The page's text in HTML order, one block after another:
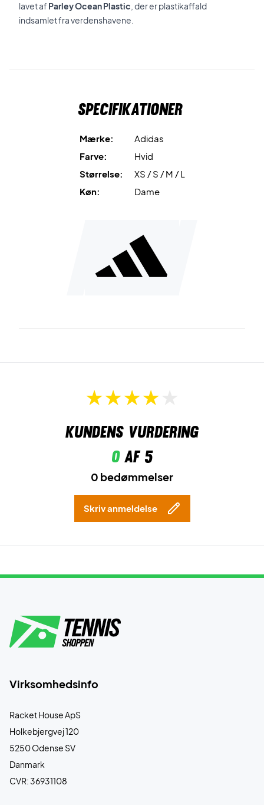
lavet af Parley Ocean Plastic , der er plastikaffald
indsamlet fra verdenshavene.
Specifikationer
Mærke:
Adidas
Farve:
Hvid
Størrelse:
XS / S / M / L
Køn:
Dame
Kundens vurdering
0af 5
0 bedømmelser
Skriv anmeldelse
Virksomhedsinfo
Racket House ApS
Holkebjergvej 120
5250 Odense SV
Danmark
CVR: 36931108